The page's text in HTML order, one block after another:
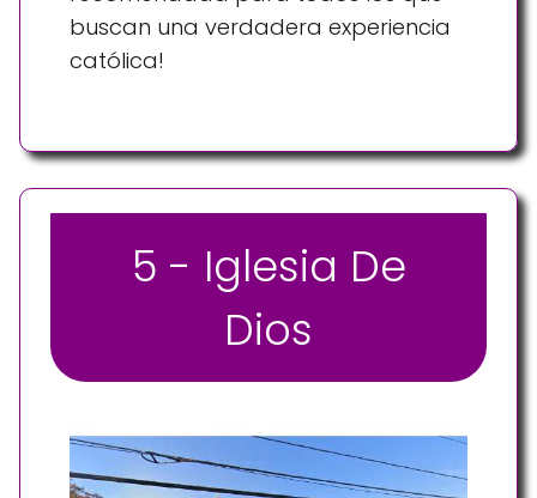
buscan una verdadera experiencia
católica!
5 - Iglesia De
Dios